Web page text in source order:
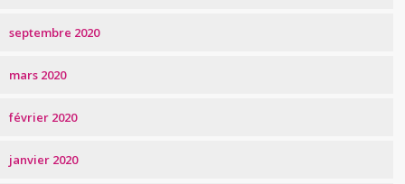
septembre 2020
mars 2020
février 2020
janvier 2020